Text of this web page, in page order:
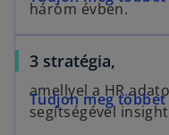
b
w
b
e
w
t
s
i
n
a
n
három évben.
p
e
n
i
3 stratégia,
amellyel a HR
segítségével
Tudjon meg többet